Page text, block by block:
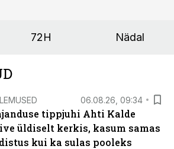
töötund on oluline.
72H Nädal
06.08.26, 09:34
tippjuhi Ahti Kalde
üldiselt kerkis, kasum samas
kui ka sulas pooleks